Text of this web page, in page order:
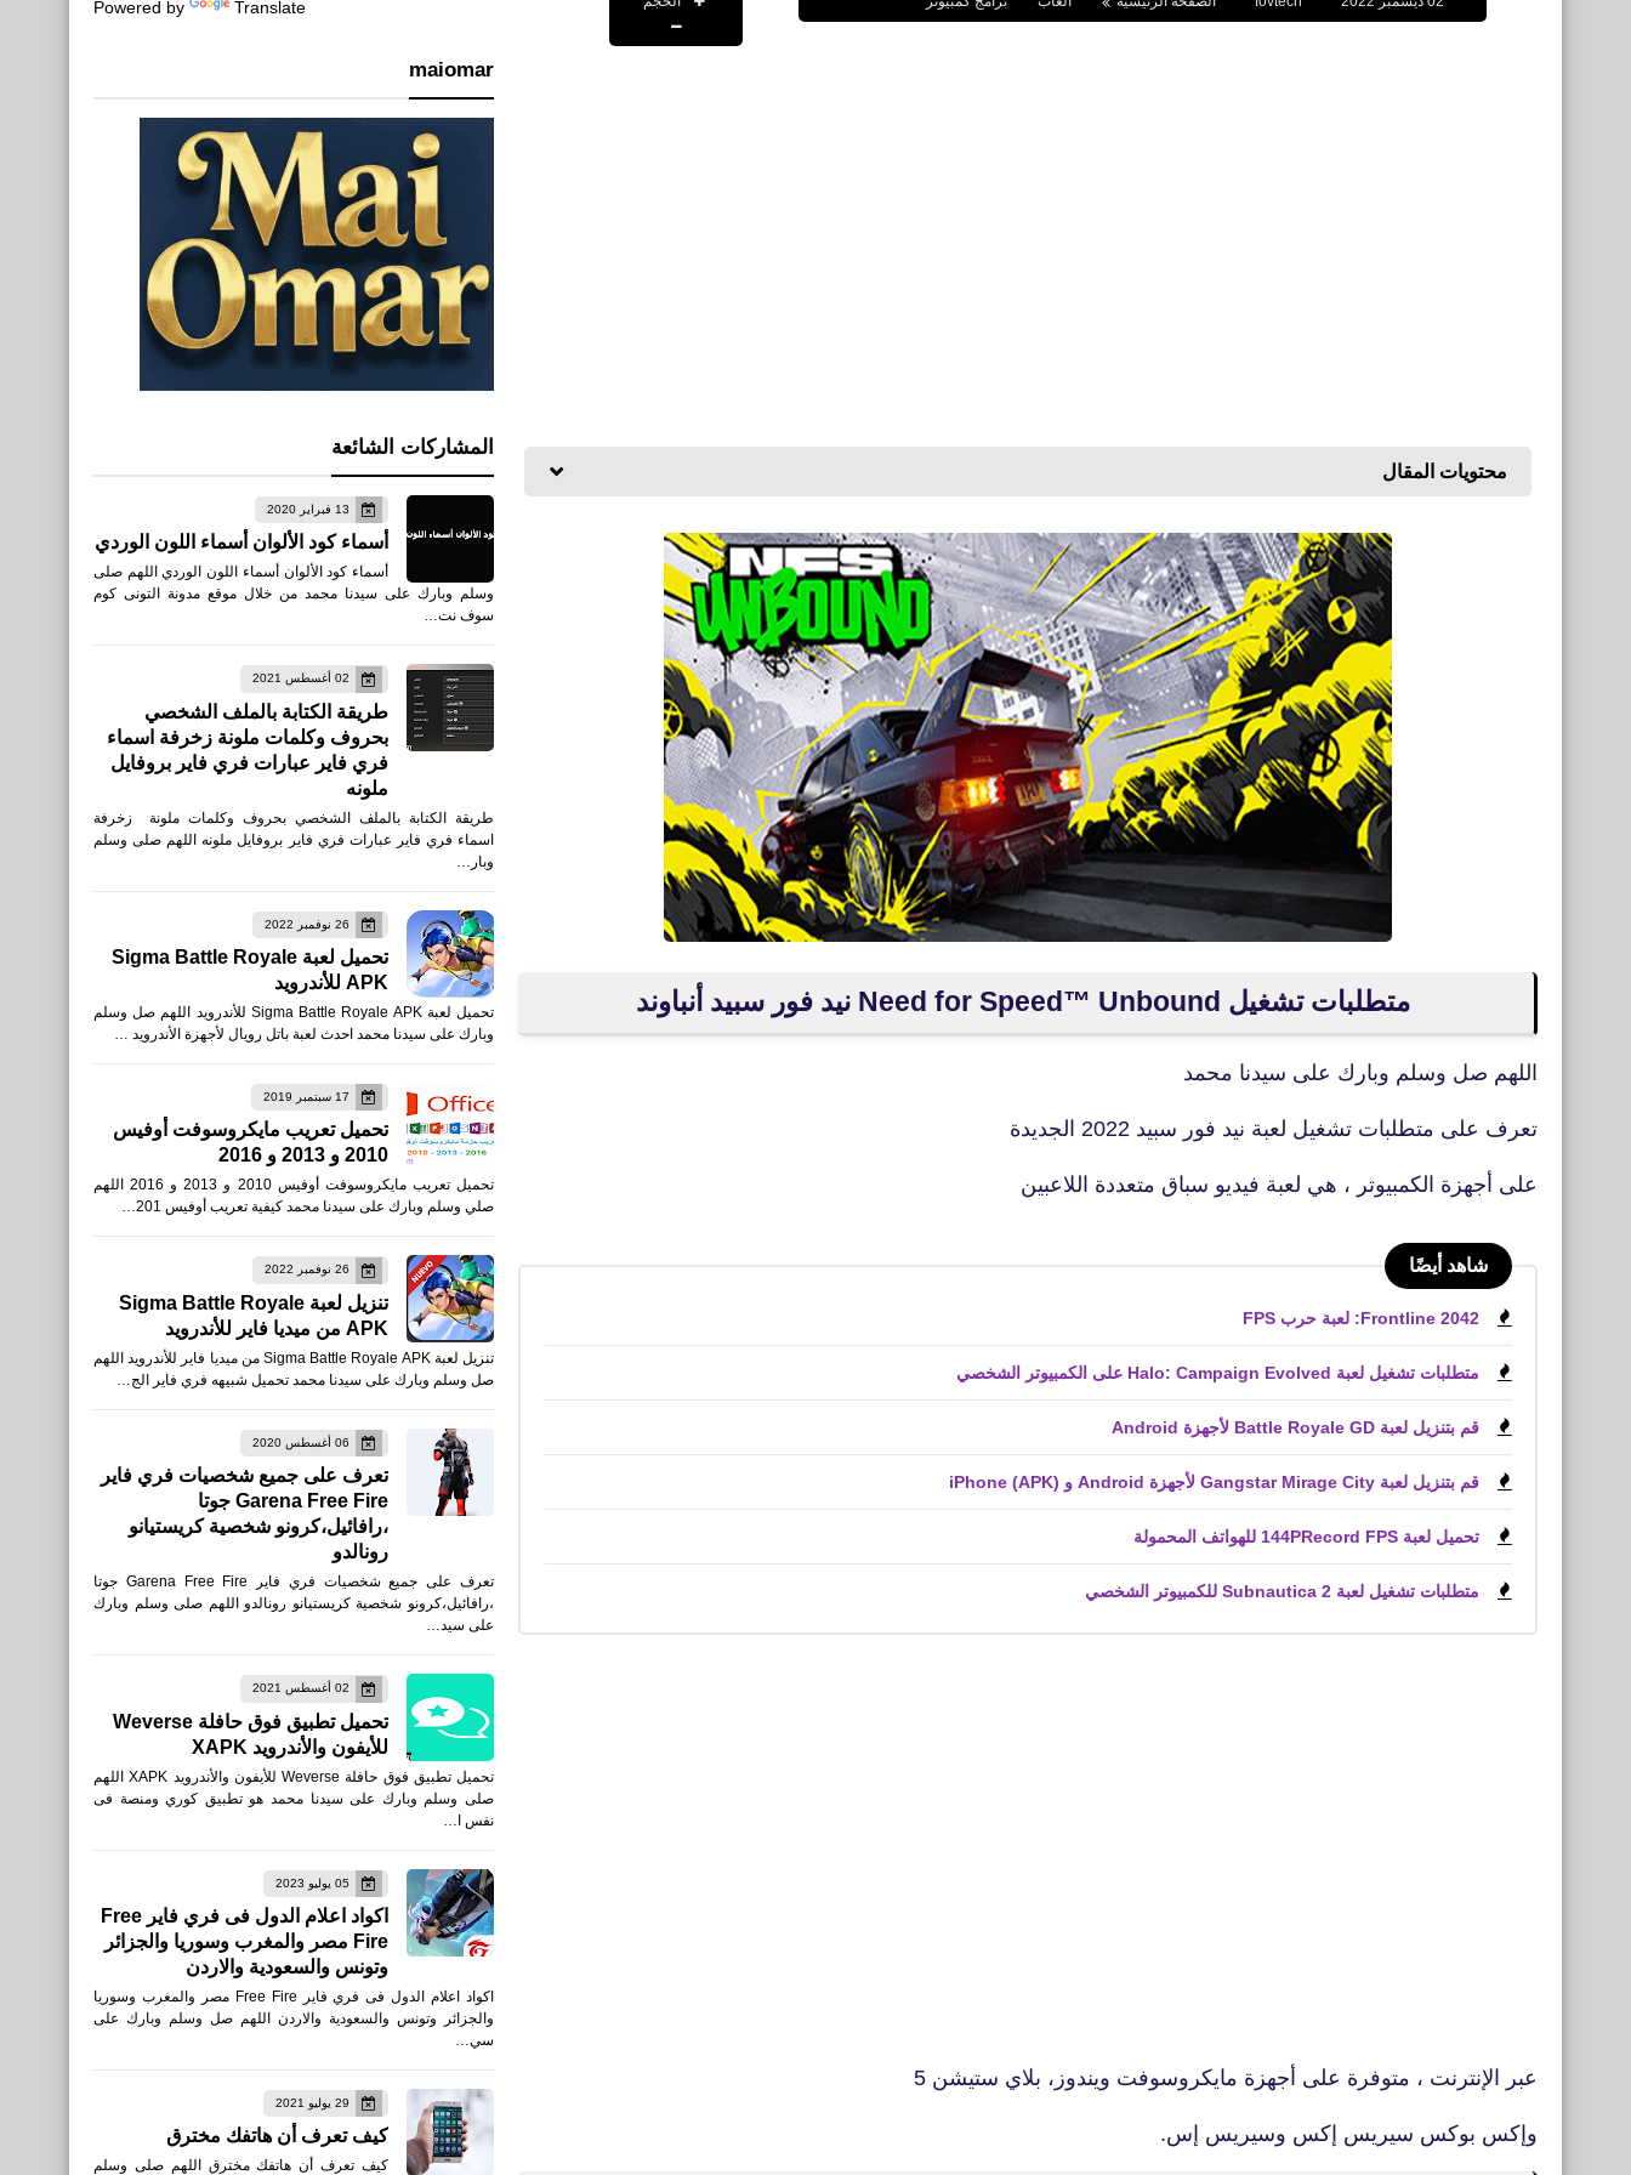
محتويات المقال
متطلبات تشغيل Need for Speed™ Unbound نيد فور سبيد أنباوند
اللهم صل وسلم وبارك على سيدنا محمد
تعرف على متطلبات تشغيل لعبة نيد فور سبيد 2022 الجديدة
على أجهزة الكمبيوتر ، هي لعبة فيديو سباق متعددة اللاعبين
شاهد أيضًا
Frontline 2042: لعبة حرب FPS
متطلبات تشغيل لعبة Halo: Campaign Evolved على الكمبيوتر الشخصي
قم بتنزيل لعبة Battle Royale GD لأجهزة Android
قم بتنزيل لعبة Gangstar Mirage City لأجهزة Android و iPhone (APK)
تحميل لعبة 144PRecord FPS للهواتف المحمولة
متطلبات تشغيل لعبة Subnautica 2 للكمبيوتر الشخصي
عبر الإنترنت ، متوفرة على أجهزة مايكروسوفت ويندوز، بلاي ستيشن 5
وإكس بوكس سيريس إكس وسيريس إس.
Powered by Translate
maiomar
المشاركات الشائعة
13 فبراير 2020
أسماء كود الألوان أسماء اللون الوردي
أسماء كود الألوان أسماء اللون الوردي اللهم صلى
وسلم وبارك على سيدنا محمد من خلال موقع مدونة التونى كوم
سوف نت…
02 أغسطس 2021
طريقة الكتابة بالملف الشخصي
بحروف وكلمات ملونة زخرفة اسماء
فري فاير عبارات فري فاير بروفايل
ملونه
طريقة الكتابة بالملف الشخصي بحروف وكلمات ملونة زخرفة
اسماء فري فاير عبارات فري فاير بروفايل ملونه اللهم صلى وسلم
وبار…
26 نوفمبر 2022
تحميل لعبة Sigma Battle Royale
APK للأندرويد
تحميل لعبة Sigma Battle Royale APK للأندرويد اللهم صل وسلم
وبارك على سيدنا محمد احدث لعبة باتل رويال لأجهزة الأندرويد …
17 سبتمبر 2019
تحميل تعريب مايكروسوفت أوفيس
2010 و 2013 و 2016
تحميل تعريب مايكروسوفت أوفيس 2010 و 2013 و 2016 اللهم
صلي وسلم وبارك على سيدنا محمد كيفية تعريب أوفيس 201…
26 نوفمبر 2022
تنزيل لعبة Sigma Battle Royale
APK من ميديا فاير للأندرويد
تنزيل لعبة Sigma Battle Royale APK من ميديا فاير للأندرويد اللهم
صل وسلم وبارك على سيدنا محمد تحميل شبيهه فري فاير الج…
06 أغسطس 2020
تعرف على جميع شخصيات فري فاير
Garena Free Fire جوتا
،رافائيل،كرونو شخصية كريستيانو
رونالدو
تعرف على جميع شخصيات فري فاير Garena Free Fire جوتا
،رافائيل،كرونو شخصية كريستيانو رونالدو اللهم صلى وسلم وبارك
على سيد…
02 أغسطس 2021
تحميل تطبيق فوق حافلة Weverse
للأيفون والأندرويد XAPK
تحميل تطبيق فوق حافلة Weverse للأيفون والأندرويد XAPK اللهم
صلى وسلم وبارك على سيدنا محمد هو تطبيق كوري ومنصة فى
نفس ا…
05 يوليو 2023
اكواد اعلام الدول فى فري فاير Free
Fire مصر والمغرب وسوريا والجزائر
وتونس والسعودية والاردن
اكواد اعلام الدول فى فري فاير Free Fire مصر والمغرب وسوريا
والجزائر وتونس والسعودية والاردن اللهم صل وسلم وبارك على
سي…
29 يوليو 2021
كيف تعرف أن هاتفك مخترق
كيف تعرف أن هاتفك مخترق اللهم صلى وسلم
fovtech
18 يونيو 2020
صحة
ما هي فوائد التمر للوجه
اخبار
فورتنايت على مواقع التواصل
الاجتماعي Fortnite on social
media
فوائد قشرة الليمون للبشرة
صحة
فوائد قشر البرتقال
صحة
أفضل طريق لنفخ الخدود
طبيعيا بالوصفات السهلة
البسيطة